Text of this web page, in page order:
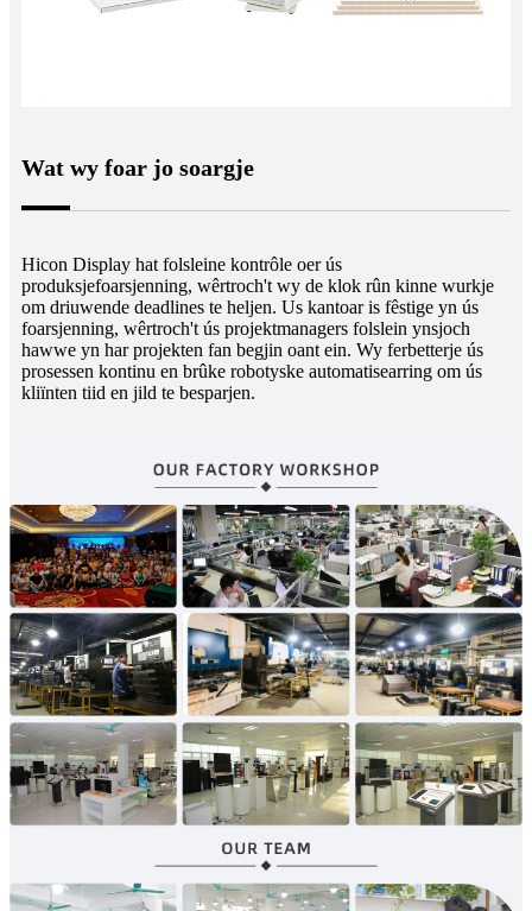
Wat wy foar jo soargje
Hicon Display hat folsleine kontrôle oer ús
produksjefoarsjenning, wêrtroch't wy de klok rûn kinne wurkje
om driuwende deadlines te heljen. Us kantoar is fêstige yn ús
foarsjenning, wêrtroch't ús projektmanagers folslein ynsjoch
hawwe yn har projekten fan begjin oant ein. Wy ferbetterje ús
prosessen kontinu en brûke robotyske automatisearring om ús
kliïnten tiid en jild te besparjen.